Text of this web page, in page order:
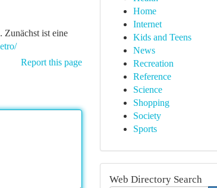
Zunächst ist eine
Report this page
Home
Internet
Kids and Teens
News
Recreation
Reference
Science
Shopping
Society
Sports
Web Directory Search